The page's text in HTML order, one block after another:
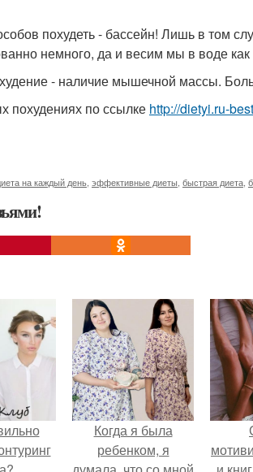
похудеть - бассейн! Лишь в том
немного, да и весим мы в воде как
- наличие мышечной массы.
похудениях по ссылке http://dietyi.ru-
на каждый день эффективные диеты быстрая диета
Когда я была
ребенком, я